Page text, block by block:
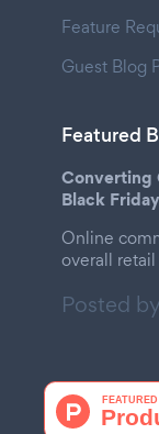
Feature
Guest Blog
Featured
Converting
Black
Online
overall retail
Posted